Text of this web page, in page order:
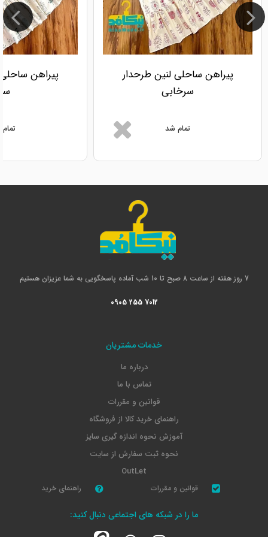
پیراهن ساحلی لنین طرحدار
سرخابی
تمام شد
پیراهن
7 روز هفته از ساعت 8 صبح تا 10 شب آماده پاسخگویی به شما عزیزان هستیم
0905 255 7012
خدمات مشتریان
درباره ما
تماس با ما
قوانین و مقررات
راهنمای خرید کالا از فروشگاه
آموزش نحوه اندازه گیری سایز
نحوه ثبت سفارش از سایت
OutLet
قوانین و مقررات راهنمای خرید
ما را در شبکه های اجتماعی دنبال کنید: